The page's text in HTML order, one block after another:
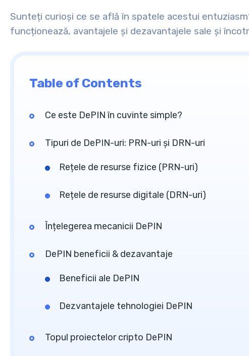
Sunteți curioși ce se află în spatele acestui
funcționează, avantajele și dezavantajele sale și
Table of Contents
Ce este DePIN în cuvinte simple?
Tipuri de DePIN-uri: PRN-uri și DRN-uri
Rețele de resurse fizice (PRN-uri)
Rețele de resurse digitale (DRN-uri)
Înțelegerea mecanicii DePIN
DePIN beneficii & dezavantaje
Beneficii ale DePIN
Dezvantajele tehnologiei DePIN
Topul proiectelor cripto DePIN